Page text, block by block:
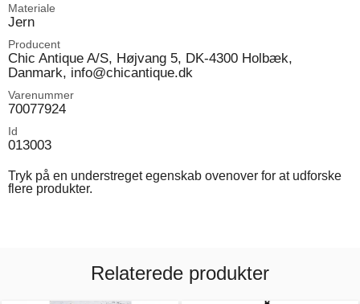
Materiale
Jern
Producent
Chic Antique A/S, Højvang 5, DK-4300 Holbæk,
Danmark, info@chicantique.dk
Varenummer
70077924
Id
013003
Tryk på en understreget egenskab ovenover for at udforske
flere produkter.
Relaterede produkter